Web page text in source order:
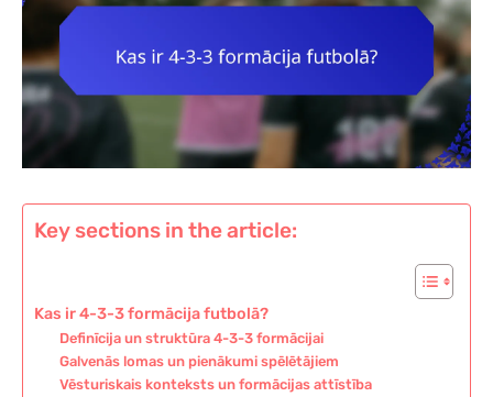
Key sections in the article:
Kas ir 4-3-3 formācija futbolā?
Definīcija un struktūra 4-3-3 formācijai
Galvenās lomas un pienākumi spēlētājiem
Vēsturiskais konteksts un formācijas attīstība